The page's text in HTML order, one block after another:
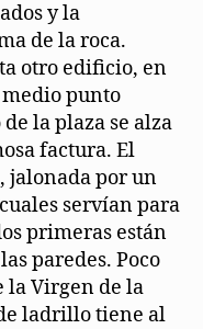
y la
de la roca.
otro edificio, en
medio punto
la plaza se alza
factura. El
jalonada por un
servían para
primeras están
paredes. Poco
la Virgen de la
ladrillo tiene al